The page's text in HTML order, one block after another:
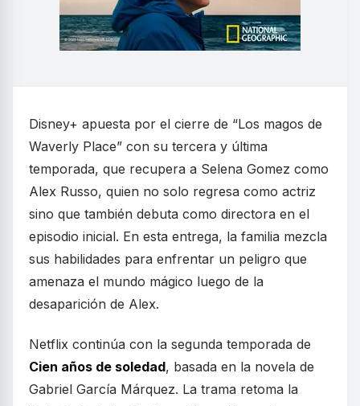
Disney+ apuesta por el cierre de “Los magos de
Waverly Place” con su tercera y última
temporada, que recupera a Selena Gomez como
Alex Russo, quien no solo regresa como actriz
sino que también debuta como directora en el
episodio inicial. En esta entrega, la familia mezcla
sus habilidades para enfrentar un peligro que
amenaza el mundo mágico luego de la
desaparición de Alex.
Netflix continúa con la segunda temporada de
Cien años de soledad, basada en la novela de
Gabriel García Márquez. La trama retoma la